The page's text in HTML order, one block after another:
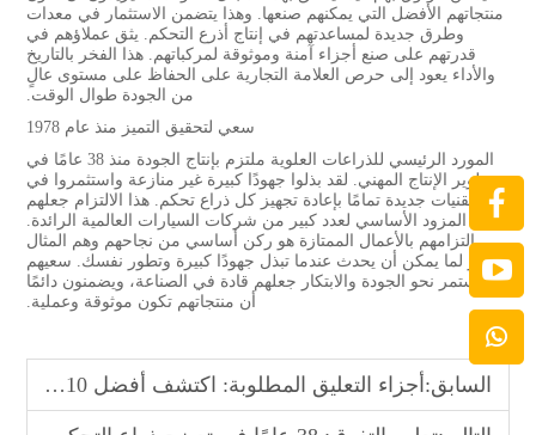
منتجاتهم الأفضل التي يمكنهم صنعها. وهذا يتضمن الاستثمار في معدات
وطرق جديدة لمساعدتهم في إنتاج أذرع التحكم. يثق عملاؤهم في
قدرتهم على صنع أجزاء آمنة وموثوقة لمركباتهم. هذا الفخر بالتاريخ
والأداء يعود إلى حرص العلامة التجارية على الحفاظ على مستوى عالٍ
من الجودة طوال الوقت.
سعي لتحقيق التميز منذ عام 1978
المورد الرئيسي للذراعات العلوية ملتزم بإنتاج الجودة منذ 38 عامًا في
تطوير الإنتاج المهني. لقد بذلوا جهودًا كبيرة غير منازعة واستثمروا في
تقنيات جديدة تمامًا بإعادة تجهيز كل ذراع تحكم. هذا الالتزام جعلهم
المزود الأساسي لعدد كبير من شركات السيارات العالمية الرائدة.
التزامهم بالأعمال الممتازة هو ركن أساسي من نجاحهم وهم المثال
الأبرز لما يمكن أن يحدث عندما تبذل جهودًا كبيرة وتطور نفسك. سعيهم
المستمر نحو الجودة والابتكار جعلهم قادة في الصناعة، ويضمنون دائمًا
أن منتجاتهم تكون موثوقة وعملية.
السابق: أجزاء التعليق المطلوبة: اكتشف أفضل 10 تجار جملة عالميين